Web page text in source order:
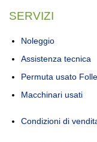
SERVIZI
Noleggio
Assistenza tecnica
Permuta usato
Macchinari usati
Condizioni di